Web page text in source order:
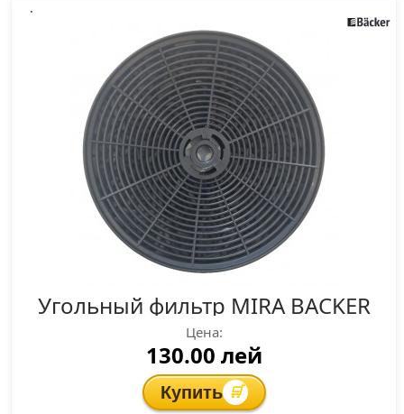
Угольный фильтр MIRA BACKER
Цена:
130.00 лей
Купить 🛒